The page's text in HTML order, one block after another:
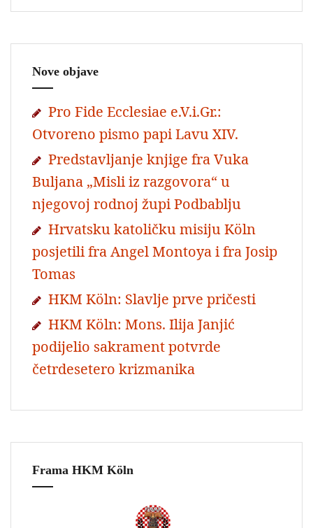
Nove objave
Pro Fide Ecclesiae e.V.i.Gr.:
Otvoreno pismo papi Lavu XIV.
Predstavljanje knjige fra Vuka
Buljana „Misli iz razgovora“ u
njegovoj rodnoj župi Podbablju
Hrvatsku katoličku misiju Köln
posjetili fra Angel Montoya i fra Josip
Tomas
HKM Köln: Slavlje prve pričesti
HKM Köln: Mons. Ilija Janjić
podijelio sakrament potvrde
četrdesetero krizmanika
Frama HKM Köln